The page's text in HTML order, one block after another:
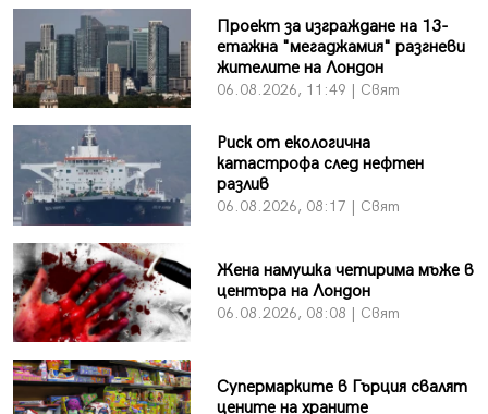
Проект за изграждане на 13-
етажна "мегаджамия" разгневи
жителите на Лондон
06.08.2026, 11:49 | Свят
Риск от екологична
катастрофа след нефтен
разлив
06.08.2026, 08:17 | Свят
Жена намушка четирима мъже в
центъра на Лондон
06.08.2026, 08:08 | Свят
Супермарките в Гърция свалят
цените на храните